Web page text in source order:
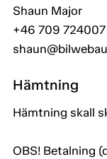
Shaun Major
+46 709 724007
Hämtning
Hämtning skall
OBS! Betalning